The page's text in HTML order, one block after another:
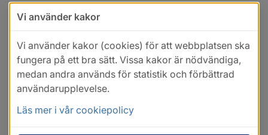
Vi använder kakor
Vi använder kakor (cookies) för att webbplatsen ska
fungera på ett bra sätt. Vissa kakor är nödvändiga,
medan andra används för statistik och förbättrad
användarupplevelse.
Läs mer i vår cookiepolicy